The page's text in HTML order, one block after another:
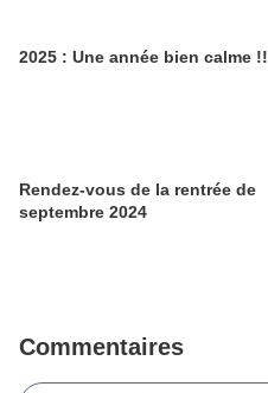
2025 : Une année bien calme !!
Rendez-vous de la rentrée de
septembre 2024
Commentaires